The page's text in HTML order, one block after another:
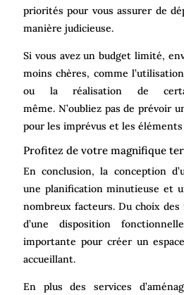
priorités pour vous assurer de
manière judicieuse.
Si vous avez un budget limité,
moins chères, comme
ou la réalisation de
même. N’oubliez pas de prévoir
pour les imprévus et les
Profitez de votre magnifique
En conclusion, la conception
une planification minutieuse et
nombreux facteurs. Du choix
d’une disposition
importante pour créer un
accueillant.
En plus des services